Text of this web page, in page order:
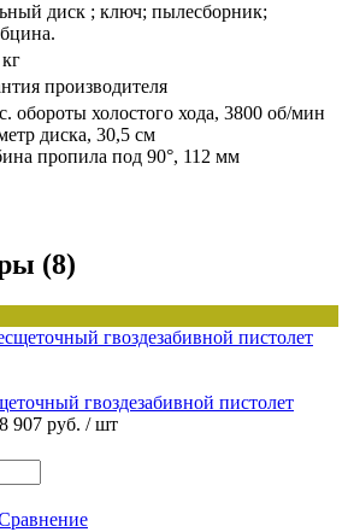
диск ; ключ; пылесборник;
производителя
обороты холостого хода, 3800 об/мин
диска, 30,5 см
пропила под 90°, 112 мм
(8)
гвоздезабивной пистолет
907 руб. / шт